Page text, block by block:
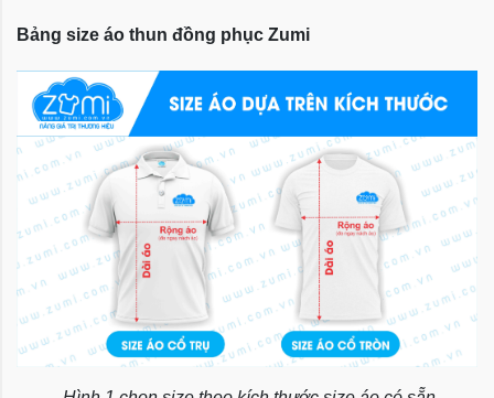
Bảng size áo thun đồng phục Zumi